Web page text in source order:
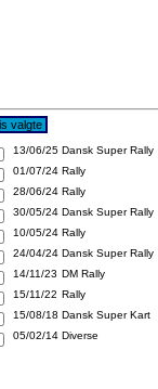
13/06/25 Dansk Super Rally
01/07/24 Rally
28/06/24 Rally
30/05/24 Dansk Super Rally
10/05/24 Rally
24/04/24 Dansk Super Rally
14/11/23 DM Rally
15/11/22 Rally
15/08/18 Dansk Super Kart
05/02/14 Diverse